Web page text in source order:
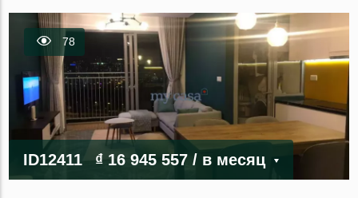
78
ID12411 ₫ 16 945 557/ в месяц